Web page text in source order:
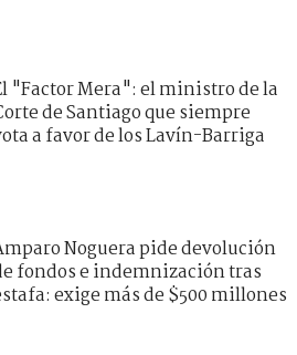
"Factor Mera": el ministro de la
de Santiago que siempre
a favor de los Lavín-Barriga
Noguera pide devolución
fondos e indemnización tras
exige más de $500 millones